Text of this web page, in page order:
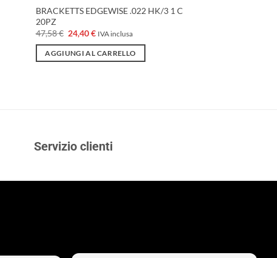
BRACKETTS EDGEWISE .022 HK/3 1 C
20PZ
47,58€ Il
prezzo
originale
era:
24,40€Il
attuale
è:
IVA inclusa
AGGIUNGI AL CARRELLO
Servizio clienti